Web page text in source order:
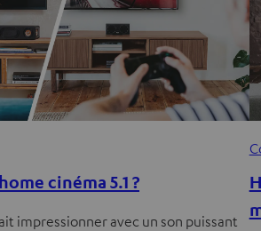
cinéma 5.1 ?
impressionner avec un son puissant